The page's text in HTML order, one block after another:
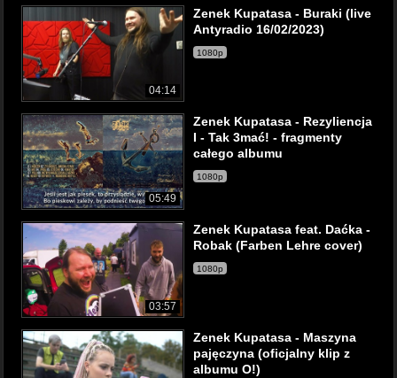
04:14
Zenek Kupatasa - Buraki (live
Antyradio 16/02/2023)
1080p
05:49
Zenek Kupatasa - Rezyliencja
I - Tak 3mać! - fragmenty
całego albumu
1080p
03:57
Zenek Kupatasa feat. Daćka -
Robak (Farben Lehre cover)
1080p
Zenek Kupatasa - Maszyna
pajęczyna (oficjalny klip z
albumu O!)